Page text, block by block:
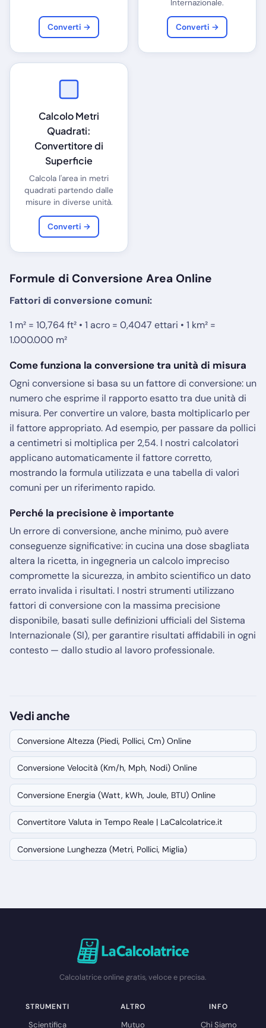
Converti →
Internazionale.
Converti →
Calcolo Metri
Quadrati:
Convertitore di
Superficie
Calcola l'area in metri
quadrati partendo dalle
misure in diverse unità.
Converti →
Formule di Conversione Area Online
Fattori di conversione comuni:
1 m² = 10,764 ft² • 1 acro = 0,4047 ettari • 1 km² =
1.000.000 m²
Come funziona la conversione tra unità di misura
Ogni conversione si basa su un fattore di conversione: un
numero che esprime il rapporto esatto tra due unità di
misura. Per convertire un valore, basta moltiplicarlo per
il fattore appropriato. Ad esempio, per passare da pollici
a centimetri si moltiplica per 2,54. I nostri calcolatori
applicano automaticamente il fattore corretto,
mostrando la formula utilizzata e una tabella di valori
comuni per un riferimento rapido.
Perché la precisione è importante
Un errore di conversione, anche minimo, può avere
conseguenze significative: in cucina una dose sbagliata
altera la ricetta, in ingegneria un calcolo impreciso
compromette la sicurezza, in ambito scientifico un dato
errato invalida i risultati. I nostri strumenti utilizzano
fattori di conversione con la massima precisione
disponibile, basati sulle definizioni ufficiali del Sistema
Internazionale (SI), per garantire risultati affidabili in ogni
contesto — dallo studio al lavoro professionale.
Vedi anche
Conversione Altezza (Piedi, Pollici, Cm) Online
Conversione Velocità (Km/h, Mph, Nodi) Online
Conversione Energia (Watt, kWh, Joule, BTU) Online
Convertitore Valuta in Tempo Reale | LaCalcolatrice.it
Conversione Lunghezza (Metri, Pollici, Miglia)
Calcolatrice online gratis, veloce e precisa.
STRUMENTI
Scientifica
ALTRO
Mutuo
INFO
Chi Siamo